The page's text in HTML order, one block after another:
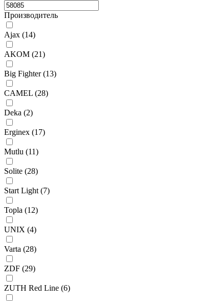
Производитель
Ajax (14)
AKOM (21)
Big Fighter (13)
CAMEL (28)
Deka (2)
Erginex (17)
Mutlu (11)
Solite (28)
Start Light (7)
Topla (12)
UNIX (4)
Varta (28)
ZDF (29)
ZUTH Red Line (6)